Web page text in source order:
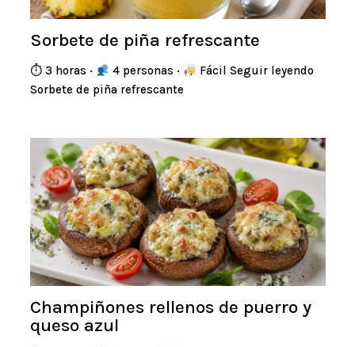
Sorbete de piña refrescante
⏱ 3 horas · 4 personas ·
Fácil Seguir leyendo
Sorbete de piña refrescante
Champiñones rellenos de puerro y
queso azul